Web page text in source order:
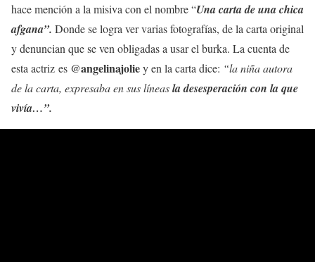
hace mención a la misiva con el nombre “Una carta de una chica
afgana”. Donde se logra ver varias fotografías, de la carta original
y denuncian que se ven obligadas a usar el burka. La cuenta de
esta actriz es @angelinajoliey en la carta dice: “la niña autora
de la carta, expresaba en sus líneasla desesperación con la que
vivía…”.